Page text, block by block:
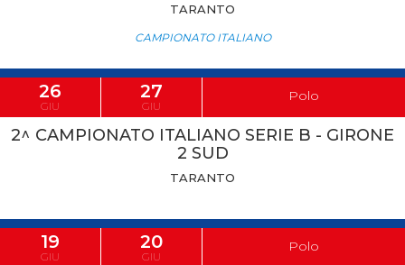
TARANTO
CAMPIONATO ITALIANO
26
GIU
27
GIU
Polo
2^ CAMPIONATO ITALIANO SERIE B - GIRONE
2 SUD
TARANTO
19
GIU
20
GIU
Polo